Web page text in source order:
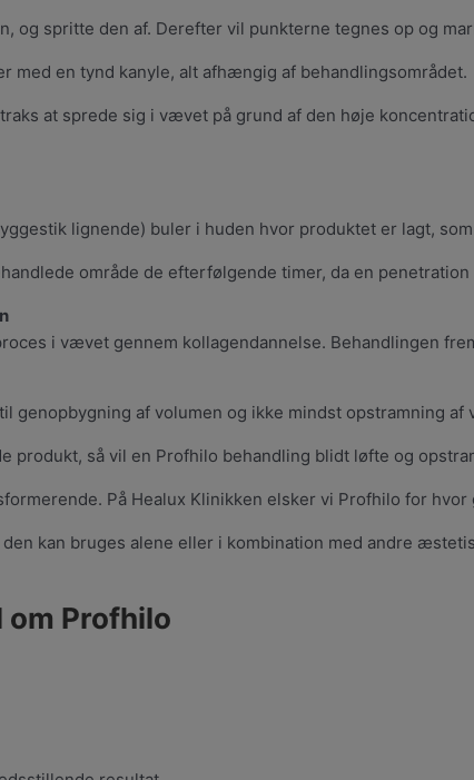
og spritte den af. Derefter vil punkterne tegnes op og
med en tynd kanyle, alt afhængig af behandlingsområdet.
at sprede sig i vævet på grund af den høje
lignende) buler i huden hvor produktet er lagt,
område de efterfølgende timer, da en
i vævet gennem kollagendannelse. Behandlingen
genopbygning af volumen og ikke mindst opstramning af
produkt, så vil en Profhilo behandling blidt løfte og
På Healux Klinikken elsker vi Profhilo for
kan bruges alene eller i kombination med andre
Profhilo